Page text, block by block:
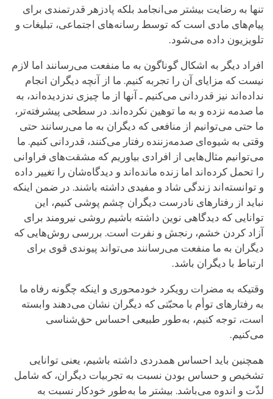
تنها به رضایت بیشتر می‌انجامد بلکه پادزهر قدرتمندی برای
پیام‌های مادی است که توسط رسانه‌های اجتماعی، تبلیغات و
تلویزیون داده می‌شود.
افراد دیگر به اشکال گوناگون به ما منفعت می‌رسانند اما لازم
نیست که مزایای آن را تجربه کنیم. ما از آنچه دیگران انجام
نداده‌اند نیز قدردانی می‌کنیم ـ آنها از ما چیزی ندزدیده‌اند، به
ما صدمه نزده و به ما توهین نکرده‌اند. در سطحی پیشرفته‌تر،
ما حتی می‌توانیم از منافعی که دیگران به ما می‌رسانند حتی
وقتی به شیوه‌ای صدمه‌زننده رفتار می‌کنند، قدردانی کنیم. ما
می‌توانیم مثال‌هایی از افرادی بیاوریم که مشقت‌های فراوانی
را تحمل کرده‌اند اما زنده مانده‌اند و دیدگاه‌شان را تغییر داده
و توانسته‌اند زندگی شاد و مفیدی داشته باشند. در ضمن اینکه
نباید از رفتارهای نادرست دیگران چشم پوشی کنیم، این
توانایی که دیدگاهی نوین داشته باشیم روشی نیرومند برای
آزاد کردن خشم، رنجش و نفرت است. بررسی روش‌هایی که
دیگران به ما منفعت می‌رسانند می‌تواند پیوندی قوی برای
ارتباط با دیگران باشد.
وقتیکه به مضرات رویکرد خودمحوری و اینکه چگونه رفاه ما
به رفتارهای توأم با محبّتی که دیگران نشان می‌دهند وابسته
است، توجه کنیم، به‌طور طبیعی احساس حق‌شناسی
می‌کنیم.
همچنین باید احساس همدردی داشته باشیم، یعنی توانایی
تشخیص و حساس بودن نسبت به تجربیات دیگران، که شامل
لذّت‌ و اندوه می‌باشد. بیشتر ما به‌طور خودکار نسبت به